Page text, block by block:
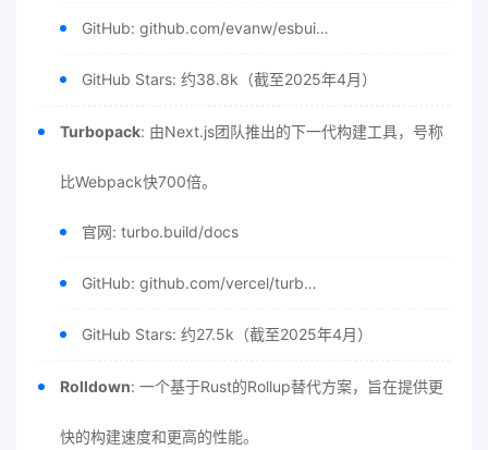
GitHub: github.com/evanw/esbui…
GitHub Stars: 约38.8k（截至2025年4月）
Turbopack: 由Next.js团队推出的下一代构建工具，号称
比Webpack快700倍。
官网: turbo.build/docs
GitHub: github.com/vercel/turb…
GitHub Stars: 约27.5k（截至2025年4月）
Rolldown: 一个基于Rust的Rollup替代方案，旨在提供更
快的构建速度和更高的性能。